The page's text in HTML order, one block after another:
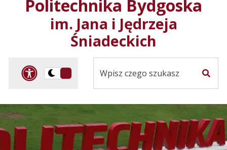
Politechnika Bydgoska
im. Jana i Jędrzeja
Śniadeckich
Panel dostosowania
Przelącz
kontrastowa